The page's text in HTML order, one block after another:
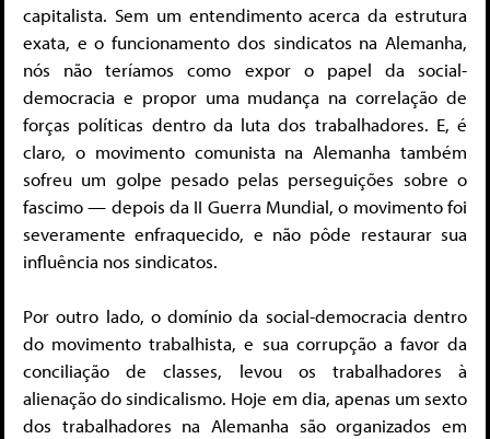
capitalista. Sem um entendimento acerca da estrutura
exata, e o funcionamento dos sindicatos na Alemanha,
nós não teríamos como expor o papel da social-
democracia e propor uma mudança na correlação de
forças políticas dentro da luta dos trabalhadores. E, é
claro, o movimento comunista na Alemanha também
sofreu um golpe pesado pelas perseguições sobre o
fascimo — depois da II Guerra Mundial, o movimento foi
severamente enfraquecido, e não pôde restaurar sua
influência nos sindicatos.
Por outro lado, o domínio da social-democracia dentro
do movimento trabalhista, e sua corrupção a favor da
conciliação de classes, levou os trabalhadores à
alienação do sindicalismo. Hoje em dia, apenas um sexto
dos trabalhadores na Alemanha são organizados em